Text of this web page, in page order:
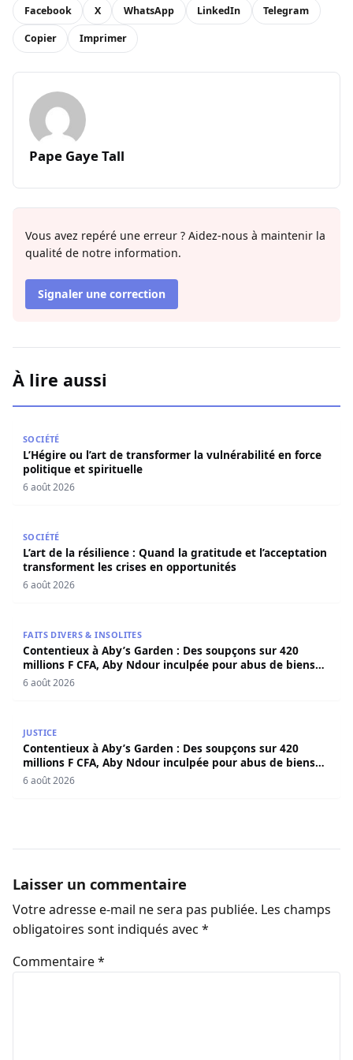
Facebook X WhatsApp LinkedIn Telegram
Copier Imprimer
Pape Gaye Tall
Vous avez repéré une erreur ? Aidez-nous à maintenir la
qualité de notre information.
Signaler une correction
À lire aussi
SOCIÉTÉ
L’Hégire ou l’art de transformer la vulnérabilité en force
politique et spirituelle
6 août 2026
SOCIÉTÉ
L’art de la résilience : Quand la gratitude et l’acceptation
transforment les crises en opportunités
6 août 2026
FAITS DIVERS & INSOLITES
Contentieux à Aby’s Garden : Des soupçons sur 420
millions F CFA, Aby Ndour inculpée pour abus de biens
sociaux
6 août 2026
JUSTICE
Contentieux à Aby’s Garden : Des soupçons sur 420
millions F CFA, Aby Ndour inculpée pour abus de biens
sociaux
6 août 2026
Laisser un commentaire
Votre adresse e-mail ne sera pas publiée. Les champs
obligatoires sont indiqués avec *
Commentaire*